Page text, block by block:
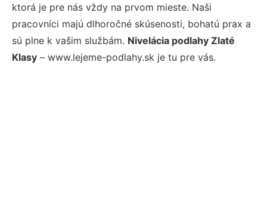
ktorá je pre nás vždy na prvom mieste. Naši
pracovníci majú dlhoročné skúsenosti, bohatú prax a
sú plne k vašim službám. Nivelácia podlahy Zlaté
Klasy – www.lejeme-podlahy.sk je tu pre vás.